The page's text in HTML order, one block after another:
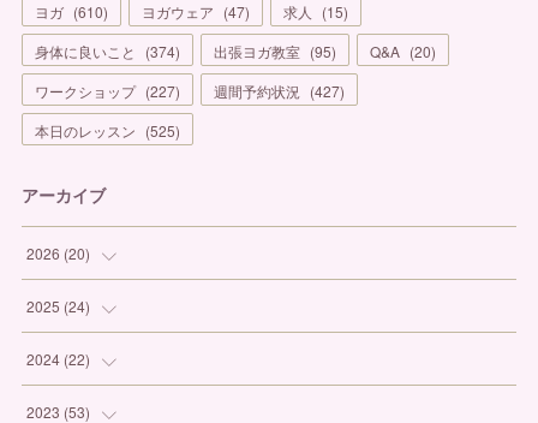
ヨガ (610) ヨガウェア (47) 求人 (15)
身体に良いこと
(374) 出張ヨガ教室 (95) Q&A (20)
ワークショップ (227) 週間予約状況 (427)
本日のレッスン (525)
アーカイブ
2026 (20)
(1
(3
(6
2025 (24)
(1
(7
2024 (22)
(1
2023 (53)